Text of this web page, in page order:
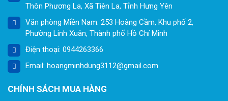
Thôn Phương La, Xã Tiên La, Tỉnh Hưng Yên
Văn phòng Miền Nam: 253 Hoàng Cầm, Khu phố 2,
Phường Linh Xuân, Thành phố Hồ Chí Minh
Điện thoại: 0944263366
Email: hoangminhdung3112@gmail.com
CHÍNH SÁCH MUA HÀNG